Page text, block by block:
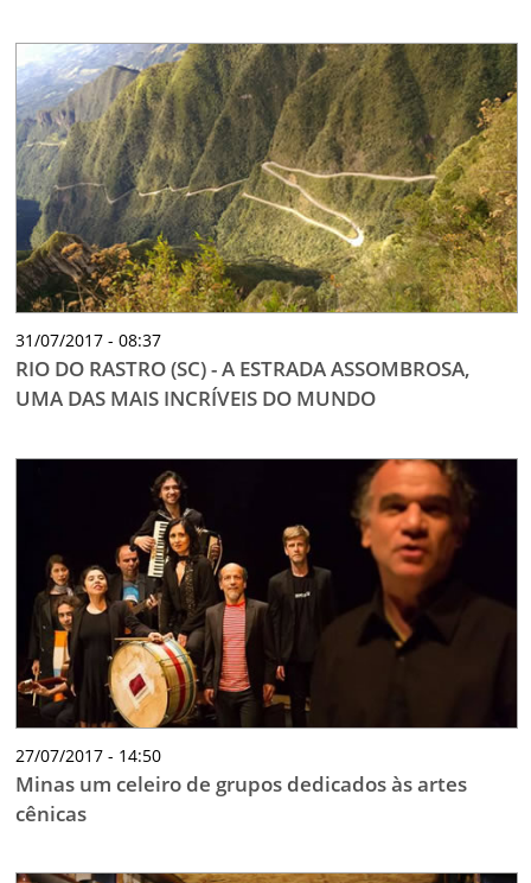
31/07/2017 - 08:37
RIO DO RASTRO (SC) - A ESTRADA ASSOMBROSA,
UMA DAS MAIS INCRÍVEIS DO MUNDO
27/07/2017 - 14:50
Minas um celeiro de grupos dedicados às artes
cênicas